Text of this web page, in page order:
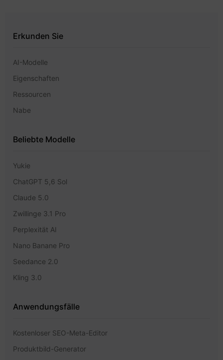
Erkunden Sie
AI-Modelle
Eigenschaften
Ressourcen
Nabe
Beliebte Modelle
Yukie
ChatGPT 5,6 Sol
Claude 5.0
Zwillinge 3.1 Pro
Perplexität AI
Nano Banane Pro
Seedance 2.0
Kling 3.0
Anwendungsfälle
Kostenloser SEO-Meta-Editor
Produktbild-Generator